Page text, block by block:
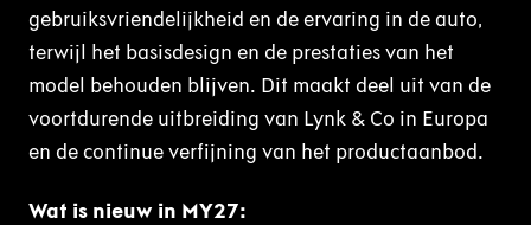
gebruiksvriendelijkheid en de ervaring in de auto,
terwijl het basisdesign en de prestaties van het
model behouden blijven. Dit maakt deel uit van de
voortdurende uitbreiding van Lynk & Co in Europa
en de continue verfijning van het productaanbod.
Wat is nieuw in MY27: